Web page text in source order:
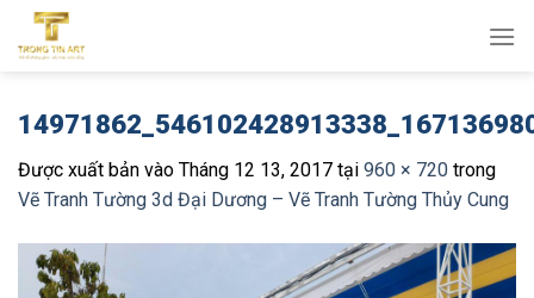
qua
Được xuất bản vào Tháng 12 13, 2017 tại 960 × 720 trong
Vẽ Tranh Tường 3d Đại Dương – Vẽ Tranh Tường Thủy Cung